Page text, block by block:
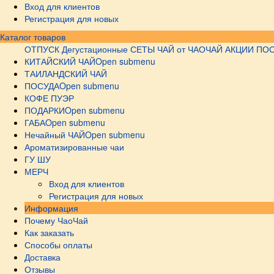
Вход для клиентов
Регистрация для новых
Каталог товаров
ОТПУСК Дегустационные СЕТЫ ЧАЙ от ЧАОЧАЙ АКЦИИ
КИТАЙСКИЙ ЧАЙOpen submenu
ТАИЛАНДСКИЙ ЧАЙ
ПОСУДАOpen submenu
КОФЕ ПУЭР
ПОДАРКИOpen submenu
ГАБАOpen submenu
Нечайный ЧАЙOpen submenu
Ароматизированные чаи
ГУ ШУ
МЕРЧ
Вход для клиентов
Регистрация для новых
Информация
Почему ЧаоЧай
Как заказать
Способы оплаты
Доставка
Отзывы